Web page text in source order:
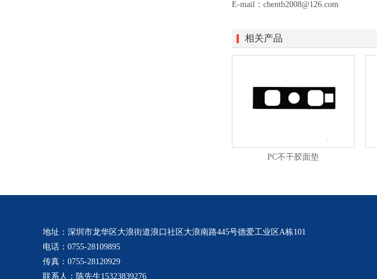
E-mail：chentb2008@126.com
相关产品
PC不干胶面垫
地址：深圳市龙华区大浪街道浪口社区大浪南路445号德爱工业区A栋101
电话：0755-28109895
传真：0755-28120929
联系人：陈先生15323839276